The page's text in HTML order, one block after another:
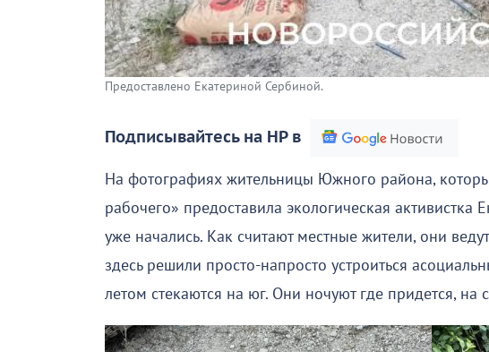
Предоставлено Екатериной Сербиной.
Подписывайтесь на НР в
На фотографиях жительницы Южного района,
рабочего» предоставила экологическая активистка
уже начались. Как считают местные жители, они
здесь решили просто-напросто устроиться
летом стекаются на юг. Они ночуют где придется, на